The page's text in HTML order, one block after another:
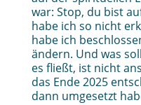
war: Stop, du bist
habe ich so nicht
habe ich
ändern. Und was
es fließt, ist nicht
das Ende 2025
dann umgesetzt